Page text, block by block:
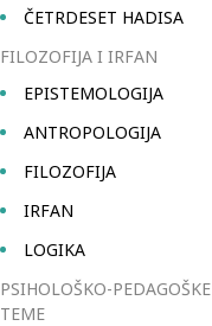
ČETRDESET HADISA
FILOZOFIJA I IRFAN
EPISTEMOLOGIJA
ANTROPOLOGIJA
FILOZOFIJA
IRFAN
LOGIKA
PSIHOLOŠKO-PEDAGOŠKE
TEME